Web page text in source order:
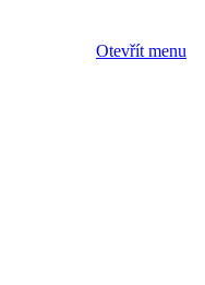
Otevřít menu